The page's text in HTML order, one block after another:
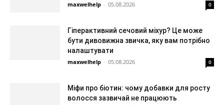
maxwelhelp - 05.08.2026 0
Гіперактивний сечовий міхур? Це може
бути дивовижна звичка, яку вам потрібно
налаштувати
maxwelhelp - 05.08.2026 0
Міфи про біотин: чому добавки для росту
волосся зазвичай не працюють